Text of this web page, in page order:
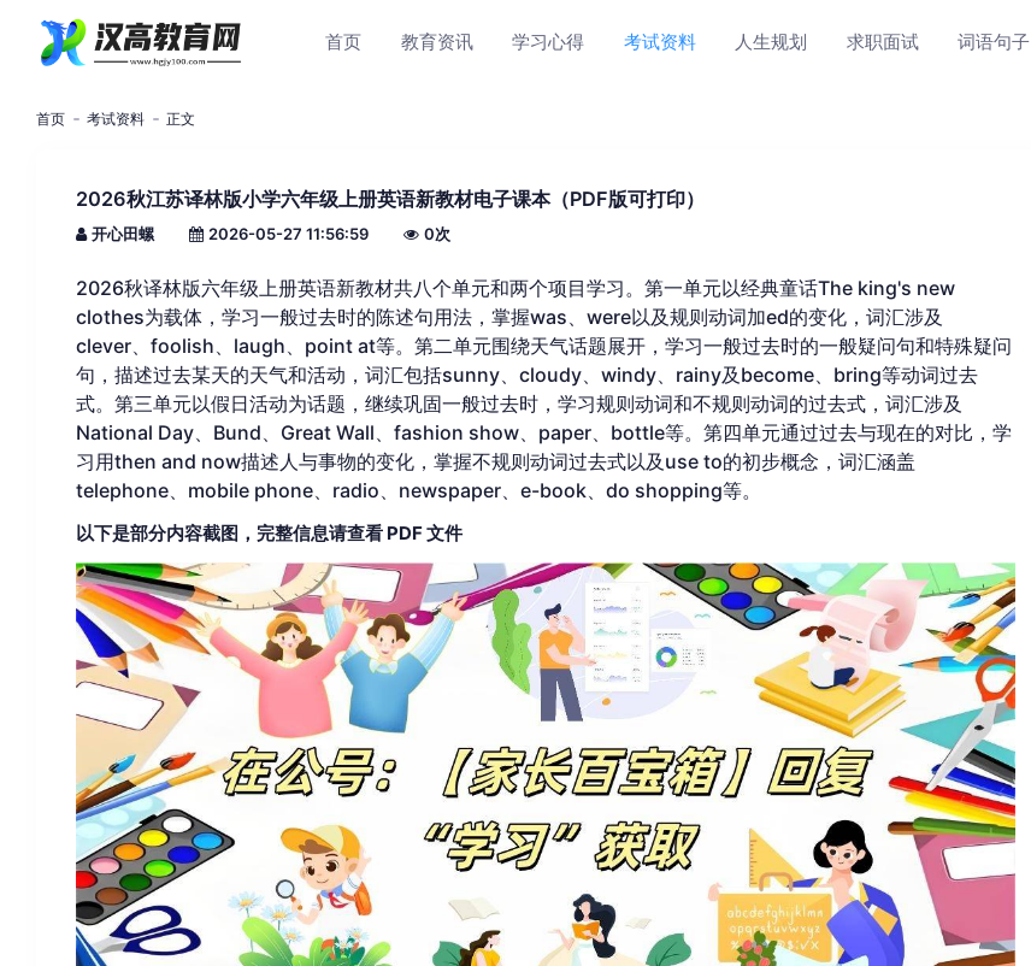
首页 教育资讯 学习心得 考试资料 人生规划 求职面试 词语句子
首页 考试资料 正文
2026秋江苏译林版小学六年级上册英语新教材电子课本（PDF版可打印）
开心田螺 2026-05-27 11:56:59 0次
2026秋译林版六年级上册英语新教材共八个单元和两个项目学习。第一单元以经典童话The king's new
clothes为载体，学习一般过去时的陈述句用法，掌握was、were以及规则动词加ed的变化，词汇涉及
clever、foolish、laugh、point at等。第二单元围绕天气话题展开，学习一般过去时的一般疑问句和特殊疑问
句，描述过去某天的天气和活动，词汇包括sunny、cloudy、windy、rainy及become、bring等动词过去
式。第三单元以假日活动为话题，继续巩固一般过去时，学习规则动词和不规则动词的过去式，词汇涉及
National Day、Bund、Great Wall、fashion show、paper、bottle等。第四单元通过过去与现在的对比，学
习用then and now描述人与事物的变化，掌握不规则动词过去式以及use to的初步概念，词汇涵盖
telephone、mobile phone、radio、newspaper、e-book、do shopping等。
以下是部分内容截图，完整信息请查看 PDF 文件